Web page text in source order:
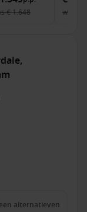
€ 1.648 was
alternatieven